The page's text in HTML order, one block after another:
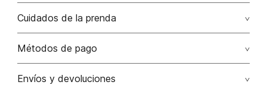
C14-nostalgia floral algodón 55% poliéster 45%
Cuidados de la prenda
No dejar en remojo /lavar por separado / no utilizar
Métodos de pago
Tarjetas de crédito: Visa, Dinners, Master Card y American
Envíos y devoluciones